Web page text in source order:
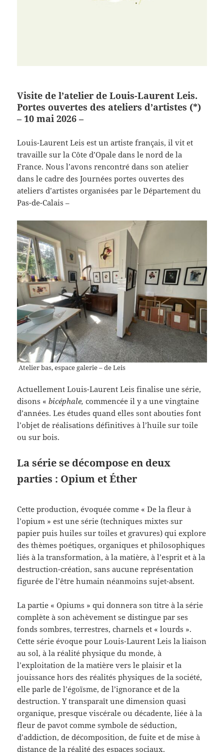
Visite de l’atelier de Louis-Laurent Leis.
Portes ouvertes des ateliers d’artistes (*)
– 10 mai 2026 –
Louis-Laurent Leis est un artiste français, il vit et
travaille sur la Côte d’Opale dans le nord de la
France. Nous l’avons rencontré dans son atelier
dans le cadre des Journées portes ouvertes des
ateliers d’artistes organisées par le Département du
Pas-de-Calais –
Atelier bas, espace galerie – de Leis
Actuellement Louis-Laurent Leis finalise une série,
disons «bicéphale, commencée il y a une vingtaine
d’années. Les études quand elles sont abouties font
l’objet de réalisations définitives à l’huile sur toile
ou sur bois.
La série se décompose en deux
parties : Opium et Éther
Cette production, évoquée comme « De la fleur à
l’opium » est une série (techniques mixtes sur
papier puis huiles sur toiles et gravures) qui explore
des thèmes poétiques, organiques et philosophiques
liés à la transformation, à la matière, à l’esprit et à la
destruction-création, sans aucune représentation
figurée de l’être humain néanmoins sujet-absent.
La partie « Opiums » qui donnera son titre à la série
complète à son achèvement se distingue par ses
fonds sombres, terrestres, charnels et « lourds ».
Cette série évoque pour Louis-Laurent Leis la liaison
au sol, à la réalité physique du monde, à
l’exploitation de la matière vers le plaisir et la
jouissance hors des réalités physiques de la société,
elle parle de l’égoïsme, de l’ignorance et de la
destruction. Y transparaît une dimension quasi
organique, presque viscérale ou décadente, liée à la
fleur de pavot comme symbole de séduction,
d’addiction, de décomposition, de fuite et de mise à
distance de la réalité des espaces sociaux.